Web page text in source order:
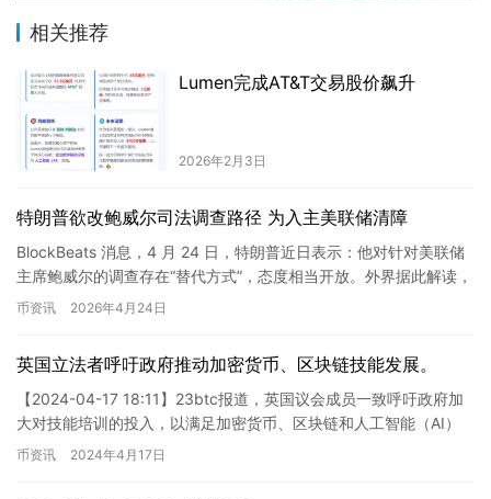
相关推荐
Lumen完成AT&T交易股价飙升
2026年2月3日
特朗普欲改鲍威尔司法调查路径 为入主美联储清障
BlockBeats 消息，4 月 24 日，特朗普近日表示：他对针对美联储
主席鲍威尔的调查存在“替代方式”，态度相当开放。外界据此解读，
这或许是在缓解当前美联储主席提名的僵局，并…
币资讯 2026年4月24日
英国立法者呼吁政府推动加密货币、区块链技能发展。
【2024-04-17 18:11】23btc报道，英国议会成员一致呼吁政府加
大对技能培训的投入，以满足加密货币、区块链和人工智能（AI）
行业的就业需求。周二主持该主题辩论的国会议…
币资讯 2024年4月17日